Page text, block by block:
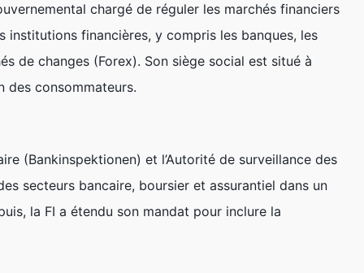
chargé de réguler les marchés financiers
institutions financières, y compris les banques, les
de changes (Forex). Son siège social est situé à
des consommateurs.
(Bankinspektionen) et l’Autorité de surveillance des
secteurs bancaire, boursier et assurantiel dans un
la FI a étendu son mandat pour inclure la